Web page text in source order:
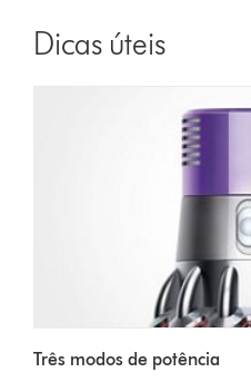
Dicas úteis
Três modos de potência